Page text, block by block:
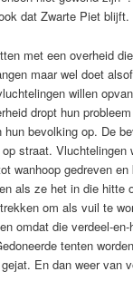
dat Zwarte Piet blijft.
met een overheid
maar wel doet
willen
dropt hun
hun bevolking op. De
straat. Vluchtelingen
wanhoop gedreven
als ze het in die hitte
om als vuil te
omdat die verdeel-
tenten
En dan weer van